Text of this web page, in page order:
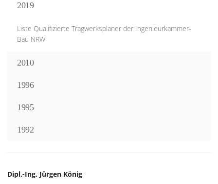
2019
Liste Qualifizierte Tragwerksplaner der Ingenieurkammer-
Bau NRW
2010
1996
1995
1992
Dipl.-Ing. Jürgen König